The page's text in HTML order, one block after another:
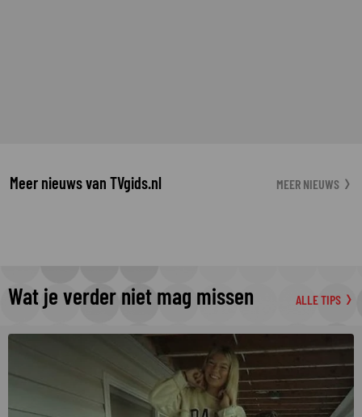
Meer nieuws van TVgids.nl MEER NIEUWS
Wat je verder niet mag missen ALLE TIPS